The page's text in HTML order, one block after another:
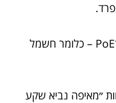
ב־IP, הרבה פעמים משתמשים ב־PoE – כלומר חשמל
״מאיפה נביא שקע